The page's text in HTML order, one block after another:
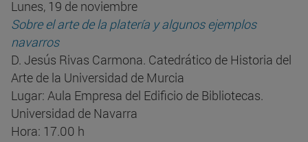
Lunes, 19 de noviembre
Sobre el arte de la platería y algunos ejemplos
navarros
D. Jesús Rivas Carmona. Catedrático de Historia del
Arte de la Universidad de Murcia
Lugar: Aula Empresa del Edificio de Bibliotecas.
Universidad de Navarra
Hora: 17.00 h